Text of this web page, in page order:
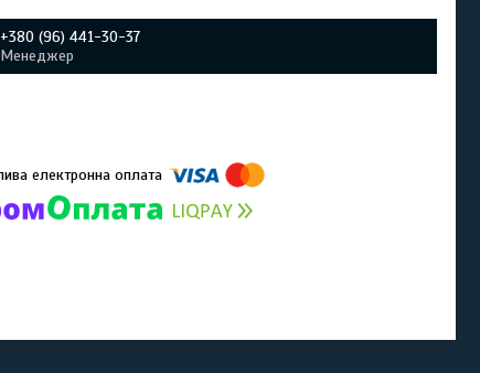
+380 (96) 441-30-37
Менеджер